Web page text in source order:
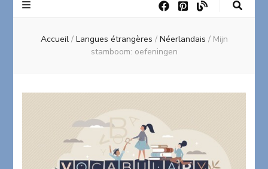
Accueil / Langues étrangères / Néerlandais / Mijn
stamboom: oefeningen